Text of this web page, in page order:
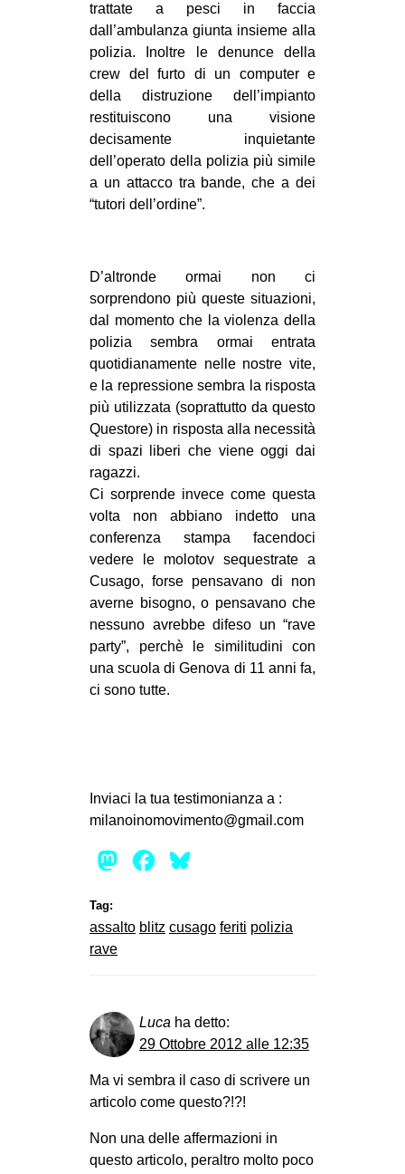
trattate a pesci in faccia
dall’ambulanza giunta insieme alla
polizia. Inoltre le denunce della
crew del furto di un computer e
della distruzione dell’impianto
restituiscono una visione
decisamente inquietante
dell’operato della polizia più simile
a un attacco tra bande, che a dei
“tutori dell’ordine”.
D’altronde ormai non ci
sorprendono più queste situazioni,
dal momento che la violenza della
polizia sembra ormai entrata
quotidianamente nelle nostre vite,
e la repressione sembra la risposta
più utilizzata (soprattutto da questo
Questore) in risposta alla necessità
di spazi liberi che viene oggi dai
ragazzi.
Ci sorprende invece come questa
volta non abbiano indetto una
conferenza stampa facendoci
vedere le molotov sequestrate a
Cusago, forse pensavano di non
averne bisogno, o pensavano che
nessuno avrebbe difeso un “rave
party”, perchè le similitudini con
una scuola di Genova di 11 anni fa,
ci sono tutte.
Inviaci la tua testimonianza a :
milanoinomovimento@gmail.com
Mastodon
Facebook
Tag:
assalto blitz cusago feriti polizia
rave
Luca ha detto:
29 Ottobre 2012 alle 12:35
Ma vi sembra il caso di scrivere un
articolo come questo?!?!
Non una delle affermazioni in
questo articolo, peraltro molto poco